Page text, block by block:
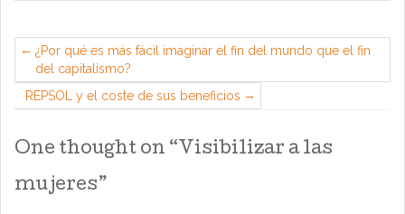
¿Por qué es más fácil imaginar el fin del mundo que el fin
del capitalismo?
REPSOL y el coste de sus beneficios
One thought on “ Visibilizar a las
mujeres”